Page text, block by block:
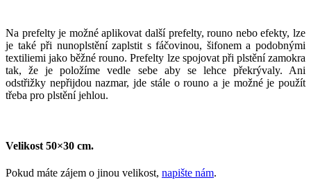
Na prefelty je možné aplikovat další prefelty, rouno nebo efekty, lze
je také při nunoplstění zaplstit s fáčovinou, šifonem a podobnými
textiliemi jako běžné rouno. Prefelty lze spojovat při plstění zamokra
tak, že je položíme vedle sebe aby se lehce překrývaly. Ani
odstřižky nepřijdou nazmar, jde stále o rouno a je možné je použít
třeba pro plstění jehlou.
Velikost 50×30 cm.
Pokud máte zájem o jinou velikost, napište nám.